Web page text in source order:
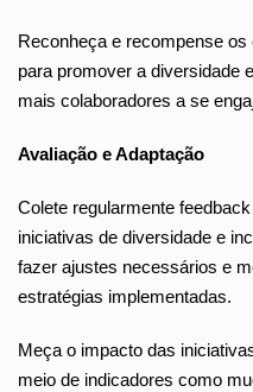
Reconheça e recompense
para promover a diversidade
mais colaboradores a se
Avaliação e Adaptação
Colete regularmente
iniciativas de diversidade e
fazer ajustes necessários e
estratégias implementadas.
Meça o impacto das
meio de indicadores como